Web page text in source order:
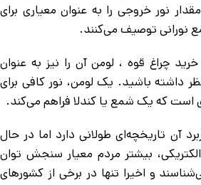
نور خروجی را به عنوان معیاری برای
نورانی توصیف می‌کنند.
خرید چراغ قوه ، لومن آن را نیز به عنوان
داشته باشید. یک لومن، نور کافی برای
است که یک شمع یا کندلا فراهم می‌کند.
آن تاریخچه‌ای طولانی دارد اما در حال
بیشتر مردم معیار سنجش توان
و اخیرا تنها در برخی از کشورهای